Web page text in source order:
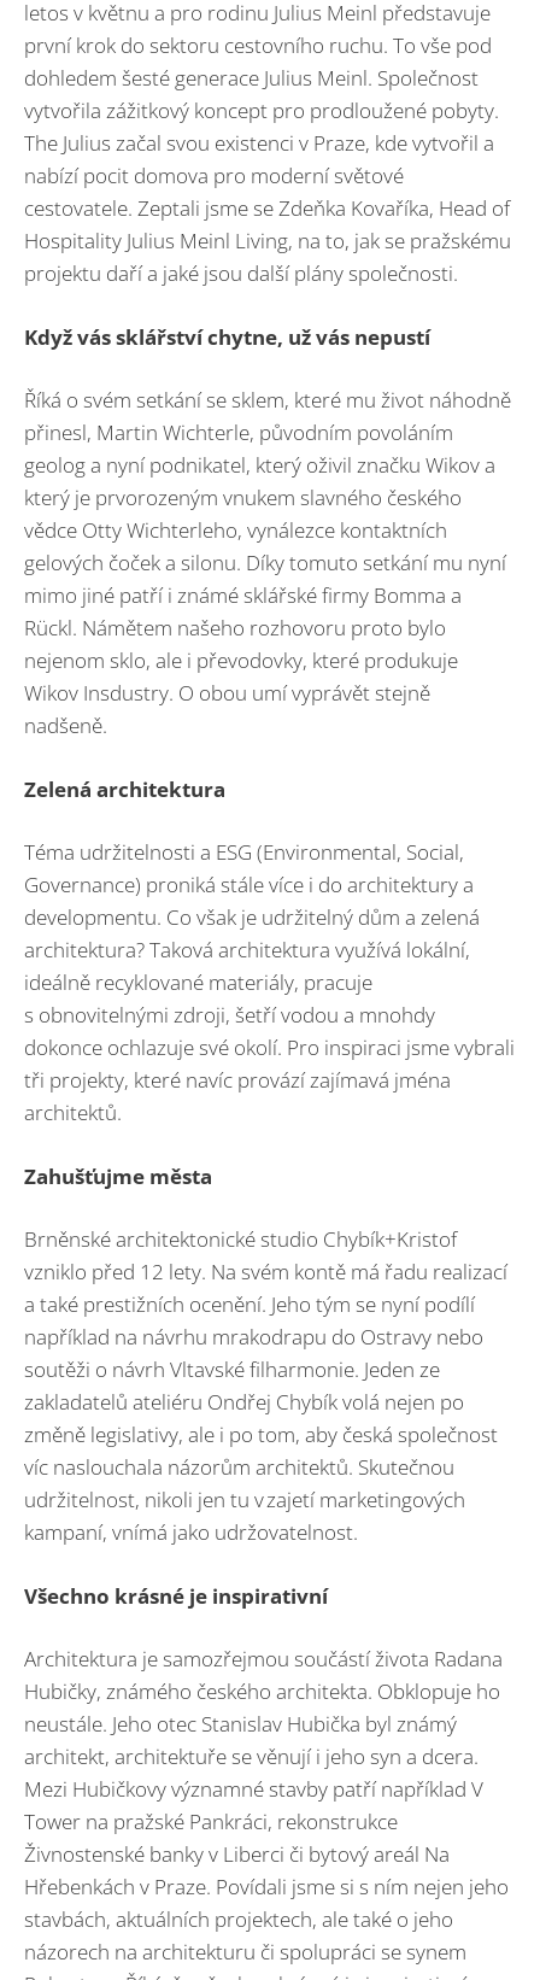
letos v květnu a pro rodinu Julius Meinl představuje
první krok do sektoru cestovního ruchu. To vše pod
dohledem šesté generace Julius Meinl. Společnost
vytvořila zážitkový koncept pro prodloužené pobyty.
The Julius začal svou existenci v Praze, kde vytvořil a
nabízí pocit domova pro moderní světové
cestovatele. Zeptali jsme se Zdeňka Kovaříka, Head of
Hospitality Julius Meinl Living, na to, jak se pražskému
projektu daří a jaké jsou další plány společnosti.
Když vás sklářství chytne, už vás nepustí
Říká o svém setkání se sklem, které mu život náhodně
přinesl, Martin Wichterle, původním povoláním
geolog a nyní podnikatel, který oživil značku Wikov a
který je prvorozeným vnukem slavného českého
vědce Otty Wichterleho, vynálezce kontaktních
gelových čoček a silonu. Díky tomuto setkání mu nyní
mimo jiné patří i známé sklářské firmy Bomma a
Rückl. Námětem našeho rozhovoru proto bylo
nejenom sklo, ale i převodovky, které produkuje
Wikov Insdustry. O obou umí vyprávět stejně
nadšeně.
Zelená architektura
Téma udržitelnosti a ESG (Environmental, Social,
Governance) proniká stále více i do architektury a
developmentu. Co však je udržitelný dům a zelená
architektura? Taková architektura využívá lokální,
ideálně recyklované materiály, pracuje
s obnovitelnými zdroji, šetří vodou a mnohdy
dokonce ochlazuje své okolí. Pro inspiraci jsme vybrali
tři projekty, které navíc provází zajímavá jména
architektů.
Zahušťujme města
Brněnské architektonické studio Chybík+Kristof
vzniklo před 12 lety. Na svém kontě má řadu realizací
a také prestižních ocenění. Jeho tým se nyní podílí
například na návrhu mrakodrapu do Ostravy nebo
soutěži o návrh Vltavské filharmonie. Jeden ze
zakladatelů ateliéru Ondřej Chybík volá nejen po
změně legislativy, ale i po tom, aby česká společnost
víc naslouchala názorům architektů. Skutečnou
udržitelnost, nikoli jen tu v zajetí marketingových
kampaní, vnímá jako udržovatelnost.
Všechno krásné je inspirativní
Architektura je samozřejmou součástí života Radana
Hubičky, známého českého architekta. Obklopuje ho
neustále. Jeho otec Stanislav Hubička byl známý
architekt, architektuře se věnují i jeho syn a dcera.
Mezi Hubičkovy významné stavby patří například V
Tower na pražské Pankráci, rekonstrukce
Živnostenské banky v Liberci či bytový areál Na
Hřebenkách v Praze. Povídali jsme si s ním nejen jeho
stavbách, aktuálních projektech, ale také o jeho
názorech na architekturu či spolupráci se synem